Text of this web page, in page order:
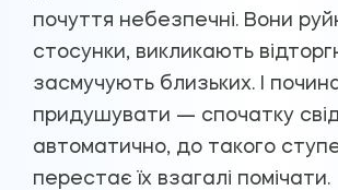
почуття небезпечні. Вони
стосунки, викликають
засмучують близьких. І
придушувати — спочатку
автоматично, до такого
перестає їх взагалі помічати.